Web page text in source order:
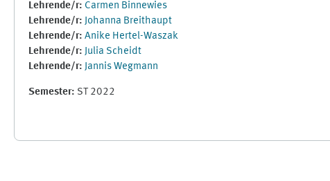
Lehrende/r: Carmen Binnewies
Lehrende/r: Johanna Breithaupt
Lehrende/r: Anike Hertel-Waszak
Lehrende/r: Julia Scheidt
Lehrende/r: Jannis Wegmann
Semester: ST 2022